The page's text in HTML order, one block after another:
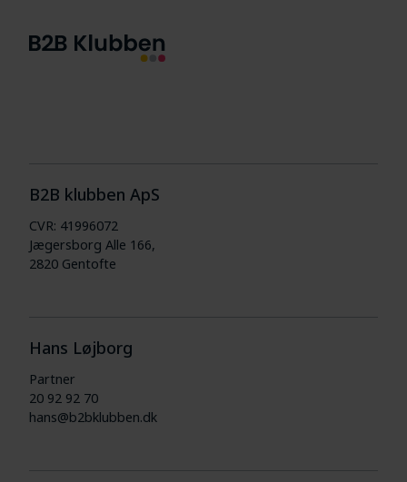
B2B klubben ApS
CVR: 41996072
Jægersborg Alle 166,
2820 Gentofte
Hans Løjborg
Partner
20 92 92 70
hans@b2bklubben.dk